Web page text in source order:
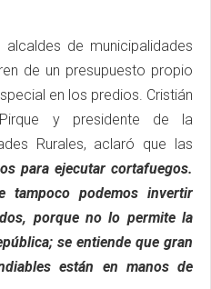
de municipalidades
de un presupuesto propio
en los predios. Cristián
y presidente de la
Rurales, aclaró que las
para ejecutar cortafuegos.
tampoco podemos invertir
porque no lo permite la
se entiende que gran
están en manos de